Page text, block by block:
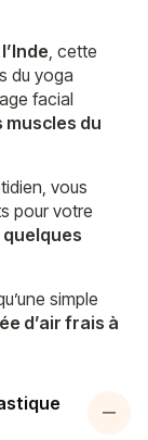
, cette
du yoga
facial
du
vous
pour votre
quelques
simple
d’air frais à